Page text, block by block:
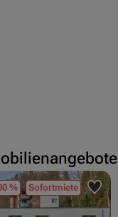
% Sofortmiete